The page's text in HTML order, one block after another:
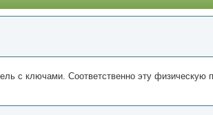
с ключами. Соответственно эту